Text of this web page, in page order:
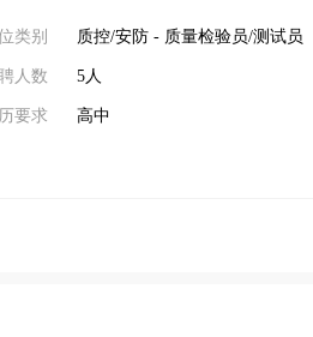
类别 质控/安防 - 质量检验员/测试员
人数 5人
要求 高中